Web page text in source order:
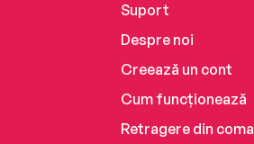
Suport
Despre noi
Creează un cont
Cum funcționează
Retragere din